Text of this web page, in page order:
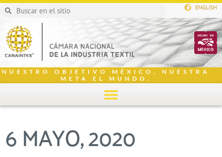
ENGLISH
NUESTRO OBJETIVO MÉXICO, NUESTRA
META EL MUNDO.
6 MAYO, 2020